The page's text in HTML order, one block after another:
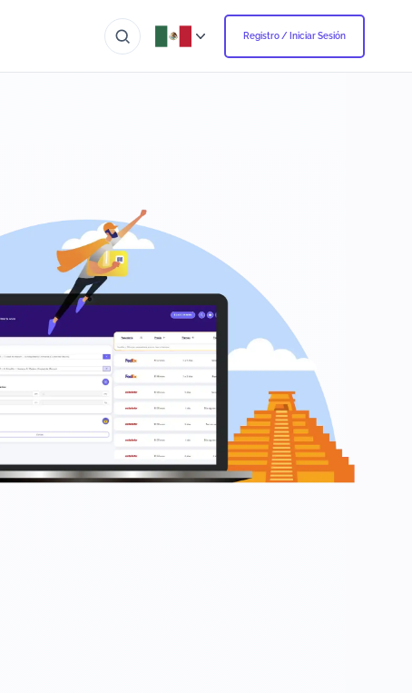
Registro / Iniciar Sesión